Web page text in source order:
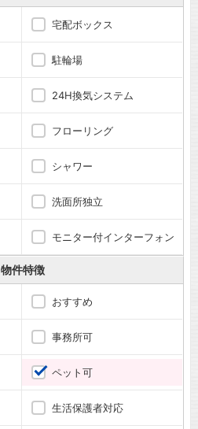
宅配ボックス
駐輪場
24H換気システム
フローリング
シャワー
洗面所独立
モニター付インターフォン
物件特徴
おすすめ
事務所可
ペット可
生活保護者対応